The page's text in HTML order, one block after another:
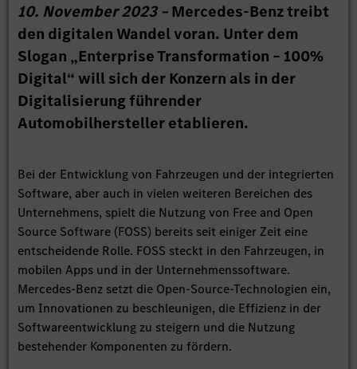
10. November 2023 –Mercedes-Benz treibt
den digitalen Wandel voran. Unter dem
Slogan „Enterprise Transformation – 100%
Digital“ will sich der Konzern als in der
Digitalisierung führender
Automobilhersteller etablieren.
Bei der Entwicklung von Fahrzeugen und der integrierten
Software, aber auch in vielen weiteren Bereichen des
Unternehmens, spielt die Nutzung von Free and Open
Source Software (FOSS) bereits seit einiger Zeit eine
entscheidende Rolle. FOSS steckt in den Fahrzeugen, in
mobilen Apps und in der Unternehmenssoftware.
Mercedes-Benz setzt die Open-Source-Technologien ein,
um Innovationen zu beschleunigen, die Effizienz in der
Softwareentwicklung zu steigern und die Nutzung
bestehender Komponenten zu fördern.